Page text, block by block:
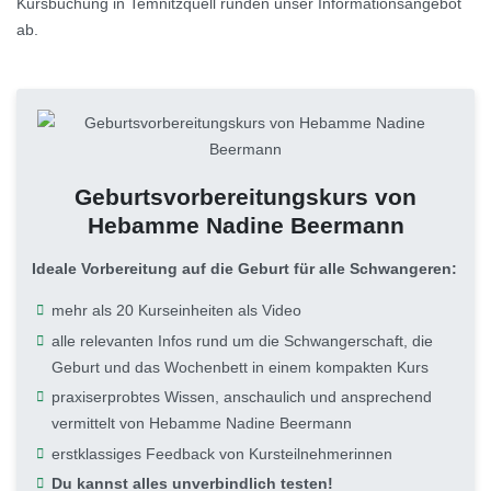
Kursbuchung in Temnitzquell runden unser Informationsangebot
ab.
Geburtsvorbereitungskurs von
Hebamme Nadine Beermann
Ideale Vorbereitung auf die Geburt für alle Schwangeren:
mehr als 20 Kurseinheiten als Video
alle relevanten Infos rund um die Schwangerschaft, die
Geburt und das Wochenbett in einem kompakten Kurs
praxiserprobtes Wissen, anschaulich und ansprechend
vermittelt von Hebamme Nadine Beermann
erstklassiges Feedback von Kursteilnehmerinnen
Du kannst alles unverbindlich testen!